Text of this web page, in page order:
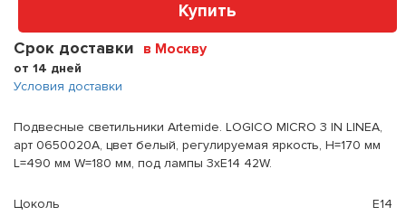
Купить
Срок доставки в Москву
от 14 дней
Условия доставки
Подвесные светильники Artemide. LOGICO MICRO 3 IN LINEA,
арт 0650020A, цвет белый, регулируемая яркость, H=170 мм
L=490 мм W=180 мм, под лампы 3xE14 42W.
Цоколь
E14